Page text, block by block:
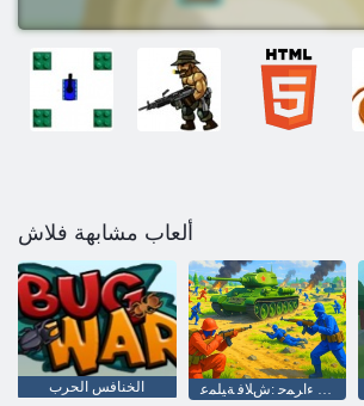
ألعاب مشابهة فلاش
الخنافس الحرب ءﺎﻗﺭﺯ ﺏﺮﺣ - ءﺍﺮﻤﺣ :ﺵﻼ ﻓ ﺔﻴﻠﻤﻋ